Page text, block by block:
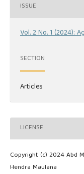
ISSUE
Vol. 2 No. 1 (2024):
SECTION
Articles
LICENSE
Copyright (c) 2024 Abd
Hendra Maulana